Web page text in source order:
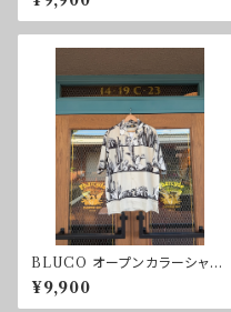
BLUCO オープンカラーシャツ
-CACTUS-
¥9,900